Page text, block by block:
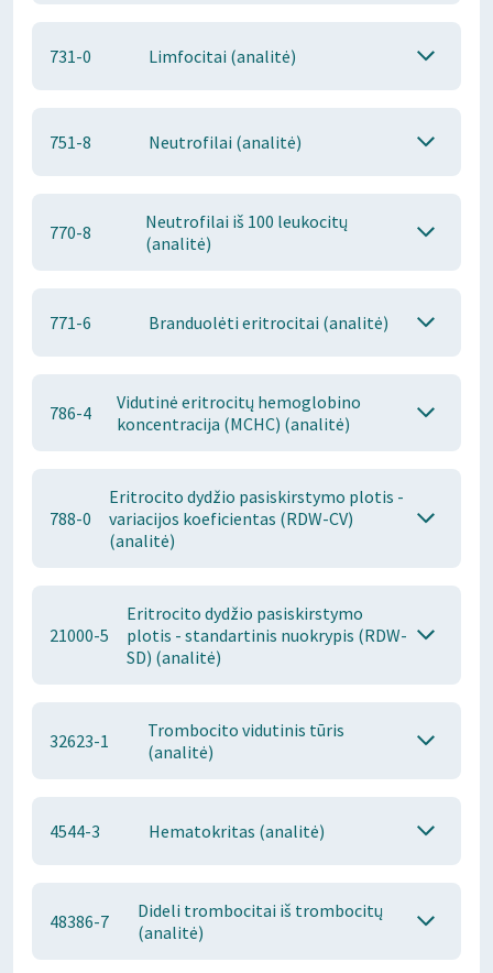
731-0 Limfocitai (analitė)
751-8 Neutrofilai (analitė)
770-8
Neutrofilai iš 100 leukocitų
(analitė)
771-6 Branduolėti eritrocitai (analitė)
786-4
Vidutinė eritrocitų hemoglobino
koncentracija (MCHC) (analitė)
788-0
Eritrocito dydžio pasiskirstymo plotis -
variacijos koeficientas (RDW-CV)
(analitė)
21000-5
Eritrocito dydžio pasiskirstymo
plotis - standartinis nuokrypis (RDW-
SD) (analitė)
32623-1
Trombocito vidutinis tūris
(analitė)
4544-3 Hematokritas (analitė)
48386-7
Dideli trombocitai iš trombocitų
(analitė)